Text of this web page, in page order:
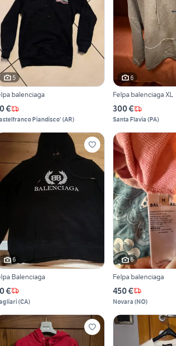
5
balenciaga
€
Piandisco' (AR)
6
Felpa balenciaga XL
300 €
Santa Flavia (PA)
6
Balenciaga
€
(CA)
6
Felpa balenciaga
450 €
Novara (NO)